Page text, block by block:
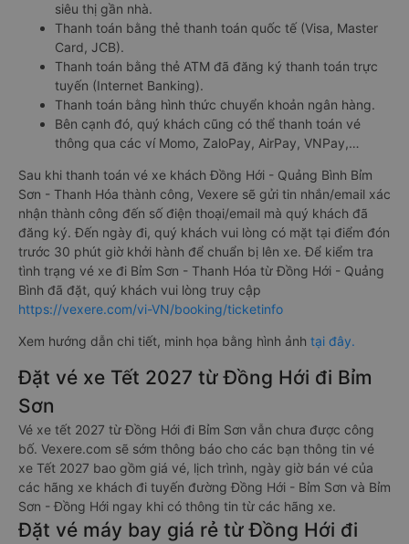
siêu thị gần nhà.
Thanh toán bằng thẻ thanh toán quốc tế (Visa, Master
Card, JCB).
Thanh toán bằng thẻ ATM đã đăng ký thanh toán trực
tuyến (Internet Banking).
Thanh toán bằng hình thức chuyển khoản ngân hàng.
Bên cạnh đó, quý khách cũng có thể thanh toán vé
thông qua các ví Momo, ZaloPay, AirPay, VNPay,…
Sau khi thanh toán vé xe khách Đồng Hới - Quảng Bình Bỉm
Sơn - Thanh Hóa thành công, Vexere sẽ gửi tin nhắn/email xác
nhận thành công đến số điện thoại/email mà quý khách đã
đăng ký. Đến ngày đi, quý khách vui lòng có mặt tại điểm đón
trước 30 phút giờ khởi hành để chuẩn bị lên xe. Để kiểm tra
tình trạng vé xe đi Bỉm Sơn - Thanh Hóa từ Đồng Hới - Quảng
Bình đã đặt, quý khách vui lòng truy cập
https://vexere.com/vi-VN/booking/ticketinfo
Xem hướng dẫn chi tiết, minh họa bằng hình ảnh tại đây.
Đặt vé xe Tết 2027 từ Đồng Hới đi Bỉm
Sơn
Vé xe tết 2027 từ Đồng Hới đi Bỉm Sơn vẫn chưa được công
bố. Vexere.com sẽ sớm thông báo cho các bạn thông tin vé
xe Tết 2027 bao gồm giá vé, lịch trình, ngày giờ bán vé của
các hãng xe khách đi tuyến đường Đồng Hới - Bỉm Sơn và Bỉm
Sơn - Đồng Hới ngay khi có thông tin từ các hãng xe.
Đặt vé máy bay giá rẻ từ Đồng Hới đi